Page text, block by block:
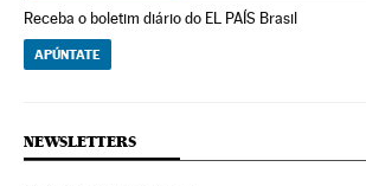
Receba o boletim diário do EL PAÍS Brasil
APÚNTATE
NEWSLETTERS